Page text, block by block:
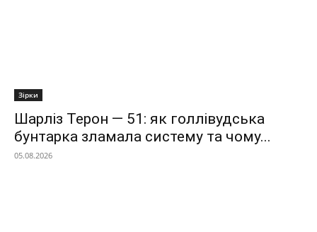
Зірки
Шарліз Терон — 51: як голлівудська
бунтарка зламала систему та чому...
05.08.2026